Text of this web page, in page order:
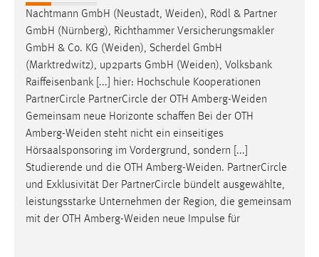
Nachtmann GmbH (Neustadt, Weiden), Rödl & Partner
GmbH (Nürnberg), Richthammer Versicherungsmakler
GmbH & Co. KG (Weiden), Scherdel GmbH
(Marktredwitz), up2parts GmbH (Weiden), Volksbank
Raiffeisenbank [...] hier: Hochschule Kooperationen
PartnerCircle PartnerCircle der OTH Amberg-Weiden
Gemeinsam neue Horizonte schaffen Bei der OTH
Amberg-Weiden steht nicht ein einseitiges
Hörsaalsponsoring im Vordergrund, sondern [...]
Studierende und die OTH Amberg-Weiden. PartnerCircle
und Exklusivität Der PartnerCircle bündelt ausgewählte,
leistungsstarke Unternehmen der Region, die gemeinsam
mit der OTH Amberg-Weiden neue Impulse für
staticfilecache
Zweck:
Für performante Seitenauslieferung wird in diesem Cookie
gespeichert, ob man eingeloggt ist.
Sprachpräferenz
Name:
site-language-preference
Zweck:
Das Cookie speichert die gewählte Sprache der Website.
Cookie Laufzeit: